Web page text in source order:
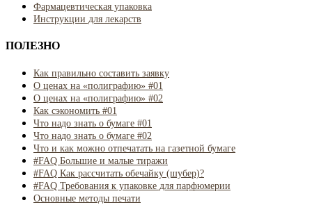
Фармацевтическая упаковка
Инструкции для лекарств
ПОЛЕЗНО
Как правильно составить заявку
О ценах на «полиграфию» #01
О ценах на «полиграфию» #02
Как сэкономить #01
Что надо знать о бумаге #01
Что надо знать о бумаге #02
Что и как можно отпечатать на газетной бумаге
#FAQ Большие и малые тиражи
#FAQ Как рассчитать обечайку (шубер)?
#FAQ Требования к упаковке для парфюмерии
Основные методы печати